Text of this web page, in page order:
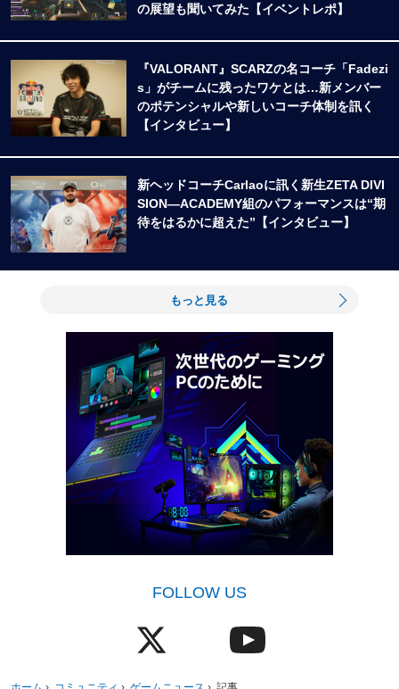
の展望も聞いてみた【イベントレポ】
『VALORANT』SCARZの名コーチ「Fadezi
s」がチームに残ったワケとは…新メンバー
のポテンシャルや新しいコーチ体制を訊く
【インタビュー】
新ヘッドコーチCarlaoに訊く新生ZETA DIVI
SION―ACADEMY組のパフォーマンスは“期
待をはるかに超えた”【インタビュー】
もっと見る
FOLLOW US
ホーム › コミュニティ › ゲームニュース ›